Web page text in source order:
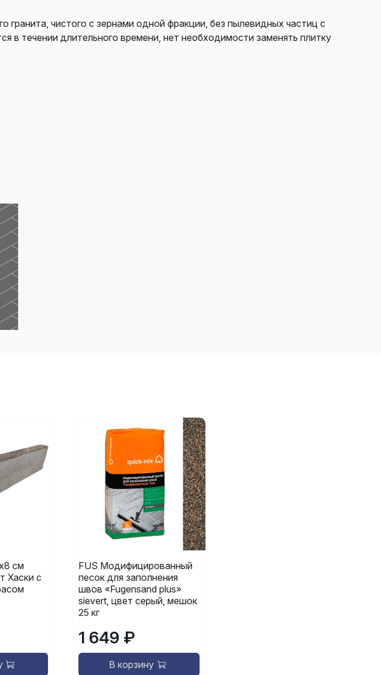
гранита, чистого с зернами одной фракции, без пылевидных частиц с
в течении длительного времени, нет необходимости заменять плитку
см
Хаски с
FUS Модифицированный
песок для заполнения
швов «Fugensand plus»
sievert, цвет серый, мешок
25 кг
1 649 ₽
В корзину